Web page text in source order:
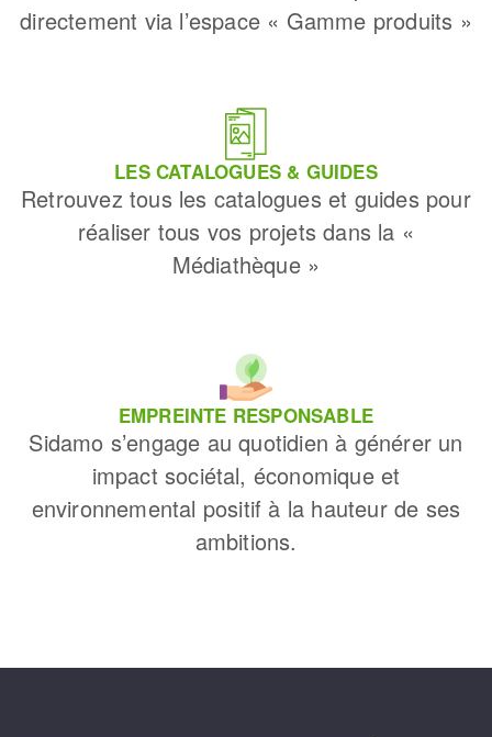
directement via l’espace « Gamme produits »
LES CATALOGUES & GUIDES
Retrouvez tous les catalogues et guides pour
réaliser tous vos projets dans la «
Médiathèque »
EMPREINTE RESPONSABLE
Sidamo s’engage au quotidien à générer un
impact sociétal, économique et
environnemental positif à la hauteur de ses
ambitions.